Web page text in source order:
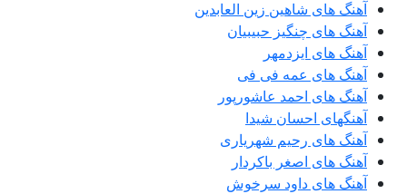
آهنگ های شاهین زین العابدین
آهنگ های چنگیز حبیبیان
آهنگ های ایزدمهر
آهنگ های عمه فی فی
آهنگ های احمد عاشورپور
آهنگهای احسان شیدا
آهنگ های رحیم شهریاری
آهنگ های اصغر باکردار
آهنگ های داود سرخوش